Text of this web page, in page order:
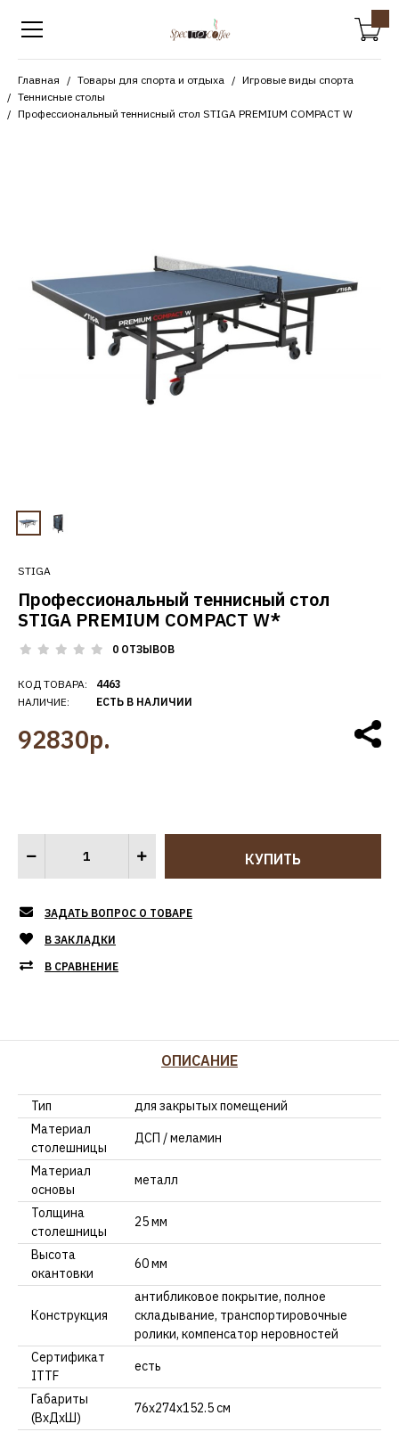
Главная Товары для спорта и отдыха
Игровые виды спорта
Теннисные столы
Профессиональный теннисный стол STIGA PREMIUM COMPACT W
STIGA
Профессиональный теннисный стол
STIGA PREMIUM COMPACT W*
0 ОТЗЫВОВ
КОД ТОВАРА:
НАЛИЧИЕ:
4463
ЕСТЬ В НАЛИЧИИ
92830р.
ЗАДАТЬ ВОПРОС О ТОВАРЕ
В ЗАКЛАДКИ
В СРАВНЕНИЕ
ОПИСАНИЕ
Тип
для закрытых помещений
Материал
столешницы
ДСП / меламин
Материал
основы
металл
Толщина
столешницы
25 мм
Высота
окантовки
60 мм
Конструкция
антибликовое покрытие, полное
складывание, транспортировочные
ролики, компенсатор неровностей
Сертификат
ITTF
есть
Габариты
(ВхДхШ)
76x274х152.5 см